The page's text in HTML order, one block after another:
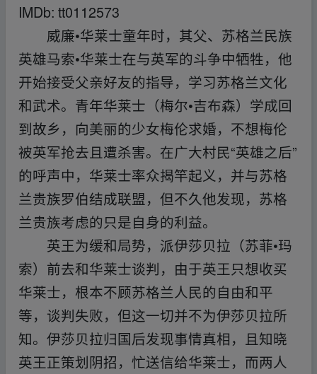
IMDb: tt0112573
威廉•华莱士童年时，其父、苏格兰民族
英雄马索•华莱士在与英军的斗争中牺牲，他
开始接受父亲好友的指导，学习苏格兰文化
和武术。青年华莱士（梅尔•吉布森）学成回
到故乡，向美丽的少女梅伦求婚，不想梅伦
被英军抢去且遭杀害。在广大村民“英雄之后”
的呼声中，华莱士率众揭竿起义，并与苏格
兰贵族罗伯结成联盟，但不久他发现，苏格
兰贵族考虑的只是自身的利益。
英王为缓和局势，派伊莎贝拉（苏菲•玛
索）前去和华莱士谈判，由于英王只想收买
华莱士，根本不顾苏格兰人民的自由和平
等，谈判失败，但这一切并不为伊莎贝拉所
知。伊莎贝拉归国后发现事情真相，且知晓
英王正策划阴招，忙送信给华莱士，而两人